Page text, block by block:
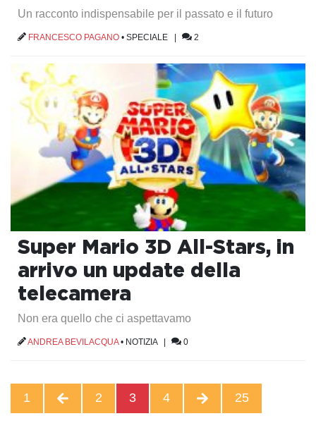
Un racconto indispensabile per il passato e il futuro
FRANCESCO PAGANO • SPECIALE | 2
Super Mario 3D All-Stars, in
arrivo un update della
telecamera
Non era quello che ci aspettavamo
ANDREA BEVILACQUA• NOTIZIA| 0
1 2 3 4 25